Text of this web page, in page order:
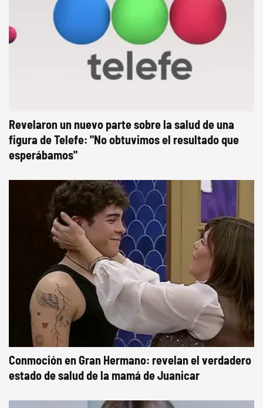
Revelaron un nuevo parte sobre la salud de una
figura de Telefe: "No obtuvimos el resultado que
esperábamos"
Conmoción en Gran Hermano: revelan el verdadero
estado de salud de la mamá de Juanicar